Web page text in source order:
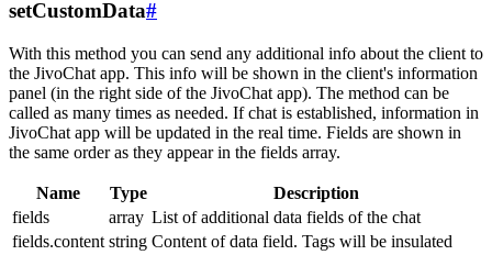
setCustomData#
With this method you can send any additional info about the client to
the JivoChat app. This info will be shown in the client's information
panel (in the right side of the JivoChat app). The method can be
called as many times as needed. If chat is established, information in
JivoChat app will be updated in the real time. Fields are shown in
the same order as they appear in the fields array.
Name Type
Description
fields
array List of additional data fields of the chat
fields.content string Content of data field. Tags will be insulated